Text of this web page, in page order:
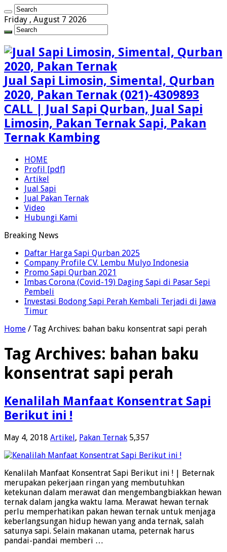
Friday , August 7 2026
Jual Sapi Limosin, Simental, Qurban
2020, Pakan Ternak (021)-4309893
CALL | Jual Sapi Qurban, Jual Sapi
Limosin, Pakan Ternak Sapi, Pakan
Ternak Kambing
HOME
Profil [pdf]
Artikel
Jual Sapi
Jual Pakan Ternak
Video
Hubungi Kami
Breaking News
Daftar Harga Sapi Qurban 2025
Company Profile CV. Lembu Mulyo Indonesia
Promo Sapi Qurban 2021
Imbas Corona (Covid-19) Daging Sapi di Pasar Sepi
Pembeli
Investasi Bodong Sapi Perah Kembali Terjadi di Jawa
Timur
Home / Tag Archives: bahan baku konsentrat sapi perah
Tag Archives: bahan baku
konsentrat sapi perah
Kenalilah Manfaat Konsentrat Sapi
Berikut ini !
May 4, 2018 Artikel, Pakan Ternak 5,357
Kenalilah Manfaat Konsentrat Sapi Berikut ini ! | Beternak
merupakan pekerjaan ringan yang membutuhkan
ketekunan dalam merawat dan mengembangbiakkan hewan
ternak dalam jangka waktu lama. Merawat hewan ternak
perlu memperhatikan pakan hewan ternak untuk menjaga
keberlangsungan hidup hewan yang anda ternak, salah
satunya sapi. Selain makanan utama, peternak harus
pandai-pandai memberi …